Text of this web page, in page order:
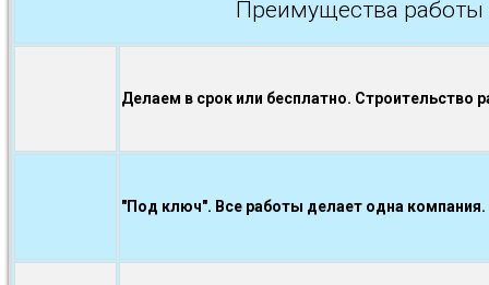
Преимущества
Делаем в срок или бесплатно. Строительство
"Под ключ". Все работы делает одна компания.